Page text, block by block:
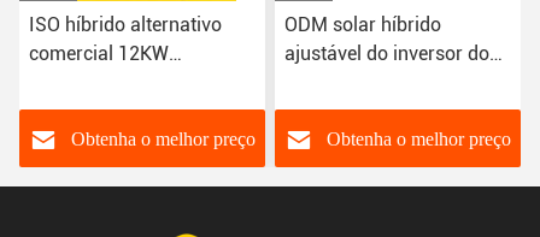
ODM solar híbrido
ajustável do inversor dos
solares
Obtenha o melhor preço
Fase híbrida policristalina
150kw do sistema solar
Obtenha o melhor preço